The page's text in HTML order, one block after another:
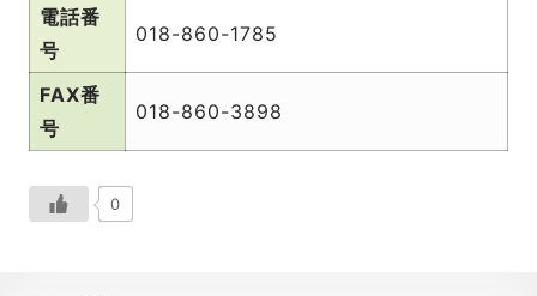
電話番
号
018-860-1785
FAX番
号
018-860-3898
0